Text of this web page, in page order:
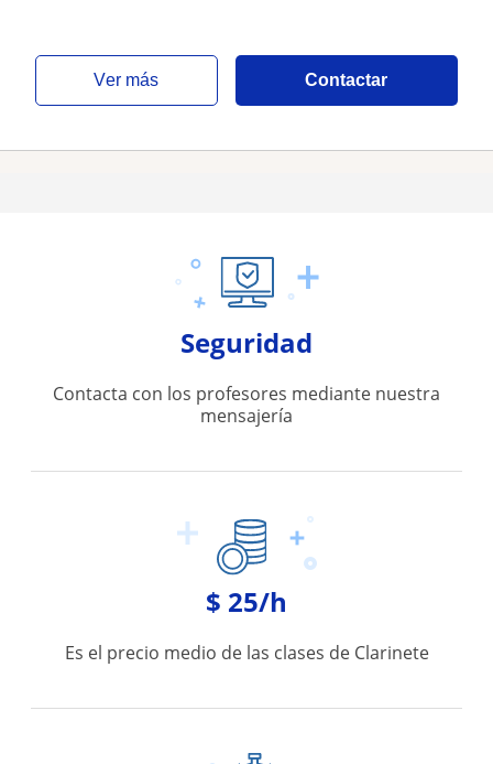
ver más Contactar
Seguridad
Contacta con los profesores mediante nuestra
mensajería
$ 25/h
Es el precio medio de las clases de Clarinete